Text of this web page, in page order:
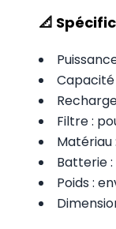
📐
Filtre :
Matériau
Batterie :
Poids :